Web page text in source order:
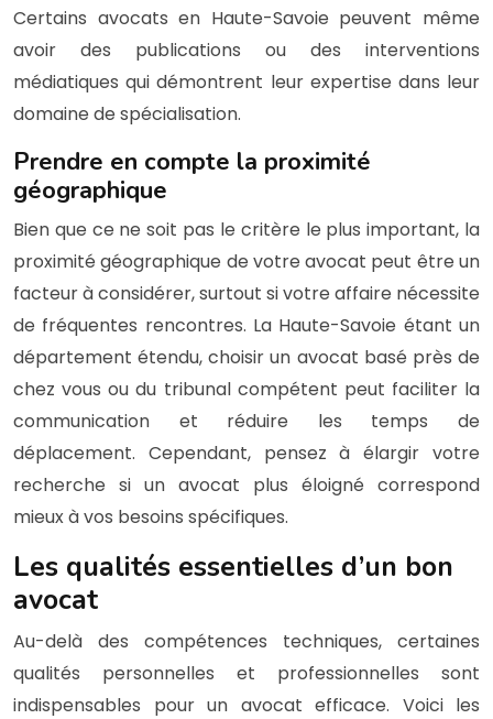
Certains avocats en Haute-Savoie peuvent même
avoir des publications ou des interventions
médiatiques qui démontrent leur expertise dans leur
domaine de spécialisation.
Prendre en compte la proximité
géographique
Bien que ce ne soit pas le critère le plus important, la
proximité géographique de votre avocat peut être un
facteur à considérer, surtout si votre affaire nécessite
de fréquentes rencontres. La Haute-Savoie étant un
département étendu, choisir un avocat basé près de
chez vous ou du tribunal compétent peut faciliter la
communication et réduire les temps de
déplacement. Cependant, pensez à élargir votre
recherche si un avocat plus éloigné correspond
mieux à vos besoins spécifiques.
Les qualités essentielles d’un bon
avocat
Au-delà des compétences techniques, certaines
qualités personnelles et professionnelles sont
indispensables pour un avocat efficace. Voici les